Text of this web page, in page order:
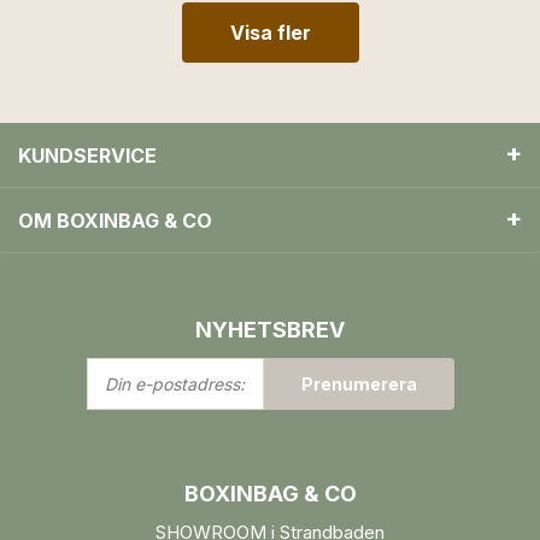
Visa fler
KUNDSERVICE
OM BOXINBAG & CO
NYHETSBREV
Din
e-
Prenumerera
BOXINBAG & CO
SHOWROOM i Strandbaden